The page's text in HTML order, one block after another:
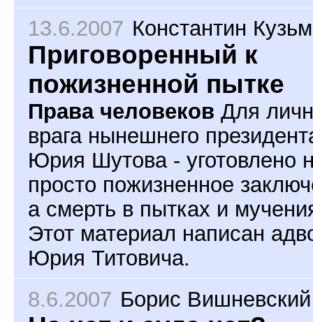
13.6.2007 Константин
Приговоренный к
пожизненной пытке
Права человеков Для
врага нынешнего
Юрия Шутова - уготовлено
просто пожизненное
а смерть в пытках и
Этот материал написан
Юрия Титовича.
8.6.2007 Борис Вишневский